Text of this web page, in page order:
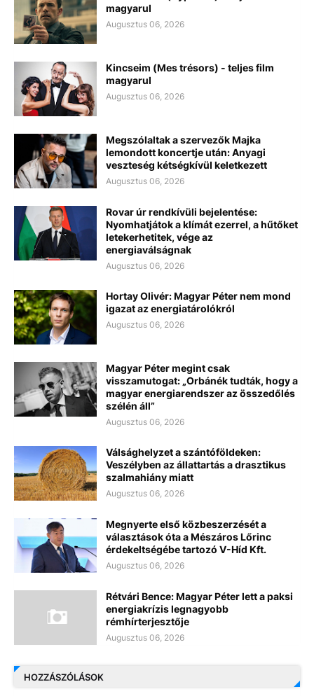
magyarul
Augusztus 06, 2026
Kincseim (Mes trésors) - teljes film
magyarul
Augusztus 06, 2026
Megszólaltak a szervezők Majka
lemondott koncertje után: Anyagi
veszteség kétségkívül keletkezett
Augusztus 06, 2026
Rovar úr rendkívüli bejelentése:
Nyomhatjátok a klímát ezerrel, a hűtőket
letekerhetitek, vége az
energiaválságnak
Augusztus 06, 2026
Hortay Olivér: Magyar Péter nem mond
igazat az energiatárolókról
Augusztus 06, 2026
Magyar Péter megint csak
visszamutogat: „Orbánék tudták, hogy a
magyar energiarendszer az összedőlés
szélén áll”
Augusztus 06, 2026
Válsághelyzet a szántóföldeken:
Veszélyben az állattartás a drasztikus
szalmahiány miatt
Augusztus 06, 2026
Megnyerte első közbeszerzését a
választások óta a Mészáros Lőrinc
érdekeltségébe tartozó V-Híd Kft.
Augusztus 06, 2026
Rétvári Bence: Magyar Péter lett a paksi
energiakrízis legnagyobb
rémhírterjesztője
Augusztus 06, 2026
HOZZÁSZÓLÁSOK